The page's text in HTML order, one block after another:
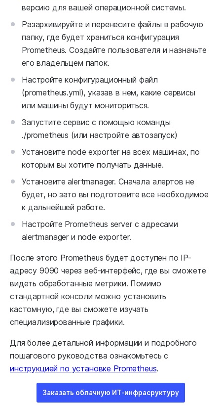
версию для вашей операционной системы.
Разархивируйте и перенесите файлы в рабочую
папку, где будет храниться конфигурация
Prometheus. Создайте пользователя и назначьте
его владельцем папок.
Настройте конфигурационный файл
(prometheus.yml), указав в нем, какие сервисы
или машины будут мониториться.
Запустите сервис с помощью команды
./prometheus (или настройте автозапуск)
Установите node exporter на всех машинах, по
которым вы хотите получать данные.
Установите alertmanager. Сначала алертов не
будет, но зато вы подготовите все необходимое
к дальнейшей работе.
Настройте Prometheus server с адресами
alertmanager и node exporter.
После этого Prometheus будет доступен по IP-
адресу 9090 через веб-интерфейс, где вы сможете
видеть обработанные метрики. Помимо
стандартной консоли можно установить
кастомную, где вы сможете изучать
специализированные графики.
Для более детальной информации и подробного
пошагового руководства ознакомьтесь с
инструкцией по установке Prometheus.
Заказать облачную ИТ-инфрасруктуру